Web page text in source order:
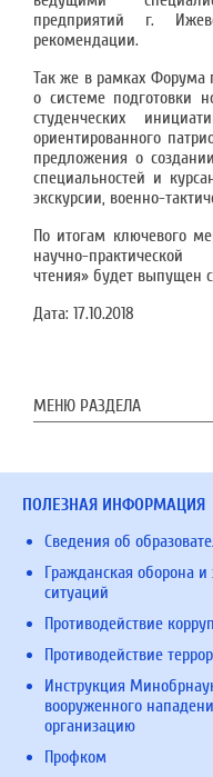
предприятий г.
рекомендации.
Так же в рамках Форума
о системе подготовки
студенческих
ориентированного
предложения о
специальностей и
экскурсии, военно-
По итогам ключевого
научно-
чтения» будет выпущен
Дата: 17.10.2018
МЕНЮ РАЗДЕЛА
ПОЛЕЗНАЯ ИНФОРМАЦИЯ
Сведения об
Гражданская оборона
ситуаций
Противодействие
Противодействие
Инструкция
вооруженного
организацию
Профком